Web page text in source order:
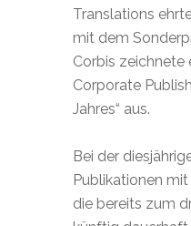
Translations
mit dem
Corbis
Corporate
Jahres“ aus.
Bei der
Publikationen
die bereits zum